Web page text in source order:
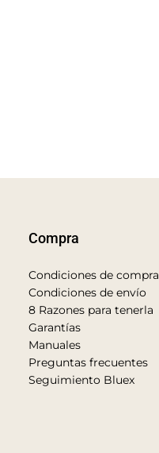
Compra
Condiciones de compra
Condiciones de envío
8 Razones para tenerla
Garantías
Manuales
Preguntas frecuentes
Seguimiento Bluex